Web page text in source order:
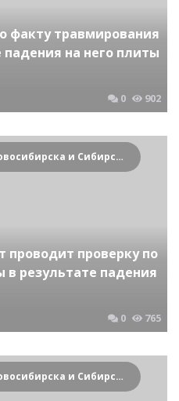
факту травмирования
на него плиты
0 902
Криминальные новости Новосибирска и Сибирского региона
проводит проверку по
результате падения
0 765
Криминальные новости Новосибирска и Сибирского региона